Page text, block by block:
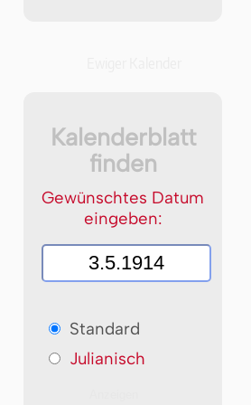
Kalenderblatt
finden
Gewünschtes Datum
eingeben:
Standard
Julianisch